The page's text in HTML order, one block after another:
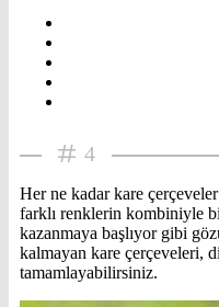
4
Her ne kadar kare
farklı renklerin kombiniyle
kazanmaya başlıyor gibi
kalmayan kare çerçeveleri,
tamamlayabilirsiniz.